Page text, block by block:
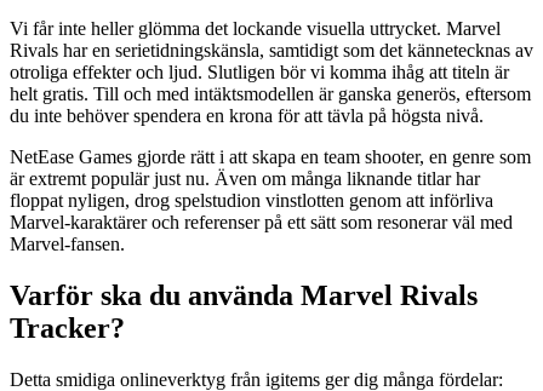
Vi får inte heller glömma det lockande visuella uttrycket. Marvel
Rivals har en serietidningskänsla, samtidigt som det kännetecknas av
otroliga effekter och ljud. Slutligen bör vi komma ihåg att titeln är
helt gratis. Till och med intäktsmodellen är ganska generös, eftersom
du inte behöver spendera en krona för att tävla på högsta nivå.
NetEase Games gjorde rätt i att skapa en team shooter, en genre som
är extremt populär just nu. Även om många liknande titlar har
floppat nyligen, drog spelstudion vinstlotten genom att införliva
Marvel-karaktärer och referenser på ett sätt som resonerar väl med
Marvel-fansen.
Varför ska du använda Marvel Rivals
Tracker?
Detta smidiga onlineverktyg från igitems ger dig många fördelar: